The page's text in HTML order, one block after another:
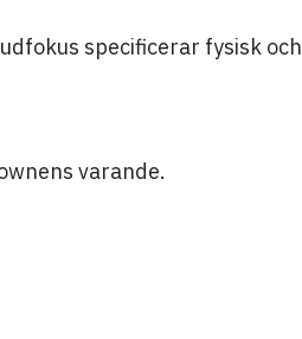
specificerar fysisk och
varande.